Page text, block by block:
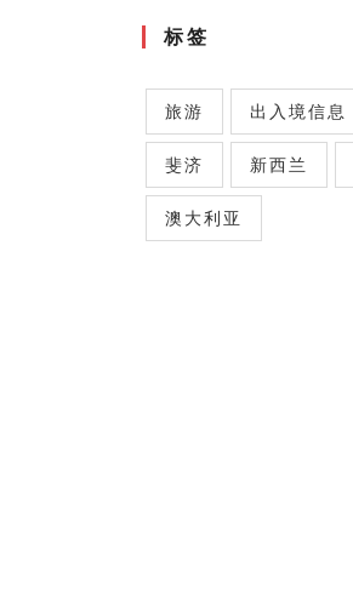
标签
旅游 出入境信息
斐济 新西兰
澳大利亚